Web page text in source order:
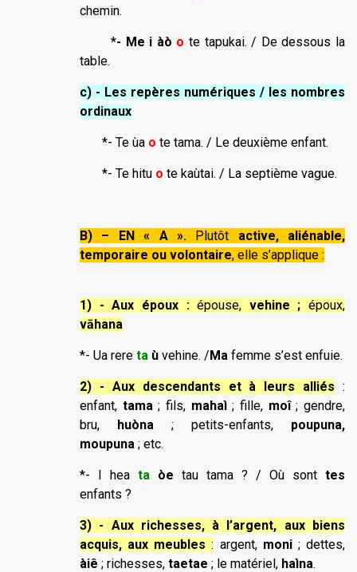
chemin.
*- Me i àò o te tapukai. / De dessous la
table.
c) - Les repères numériques / les nombres
ordinaux
*- Te ùa o te tama. / Le deuxième enfant.
*- Te hitu o te kaùtai. / La septième vague.
B) – EN « A».Plutôt active, aliénable,
temporaire ou volontaire, elle s’applique :
1) - Aux époux :épouse, vehine ; époux,
vāhana
*- Ua rere ta ù vehine. /Ma femme s’est enfuie.
2) - Aux descendants et à leurs alliés :
enfant, tama; fils, mahaì; fille, moî; gendre,
bru, huòna ; petits-enfants, poupuna,
moupuna ; etc.
*- I hea ta òe tau tama ? / Où sont tes
enfants ?
3) - Aux richesses, à l’argent, aux biens
acquis, aux meubles : argent, moni ; dettes,
àiê ; richesses, taetae ; le matériel, haìna.